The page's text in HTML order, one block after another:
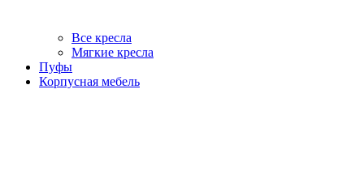
Все кресла
Мягкие кресла
Пуфы
Корпусная мебель